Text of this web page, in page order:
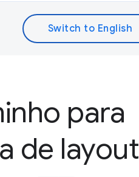
para
de layout